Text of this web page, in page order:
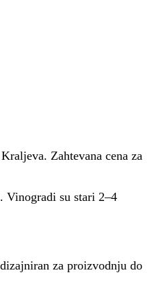
Zahtevana cena za
Vinogradi su stari 2–4
za proizvodnju do